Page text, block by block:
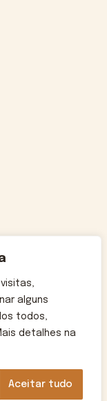
alguns
todos,
detalhes na
Aceitar tudo